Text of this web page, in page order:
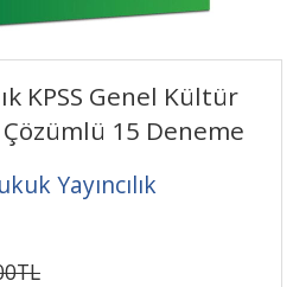
KPSS Genel Kültür
15 Deneme
Yayıncılık
TL